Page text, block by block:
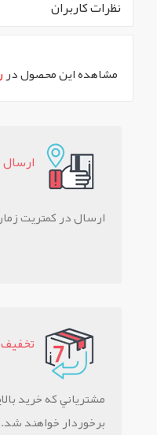
نظرات کاربران
مشاهده این محصول در
ارسال
ارسال در کمتریت
مشترياني که خريد
برخوردار خواهند